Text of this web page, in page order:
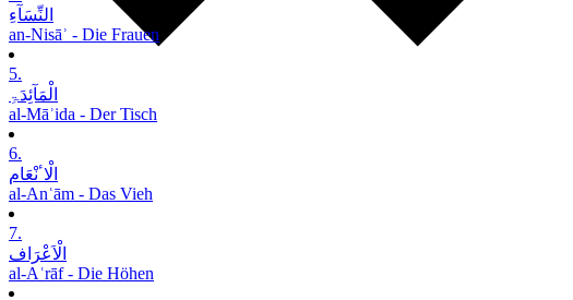
النِّسَآءِ
an-Nisāʾ - Die Frauen
5.
الْمَآئِدَۃِ
al-Māʾida - Der Tisch
6.
الْاٴنْعَام
al-Anʿām - Das Vieh
7.
الْاَعْرَاف
al-Aʿrāf - Die Höhen